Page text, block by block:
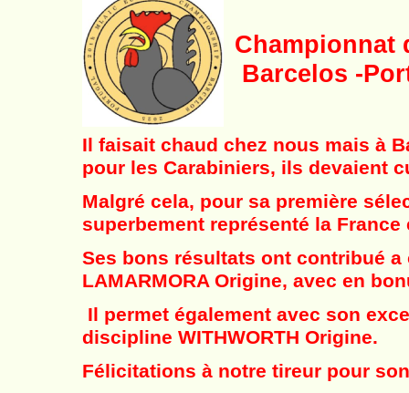
Championnat
Barcelos -
Il faisait chaud chez nous mais à
pour les Carabiniers, ils devaient
Malgré cela, pour sa première
superbement représenté la
Ses bons résultats ont contribué a
LAMARMORA Origine, avec en
Il permet également avec son
discipline WITHWORTH Origine.
Félicitations à notre tireur pour